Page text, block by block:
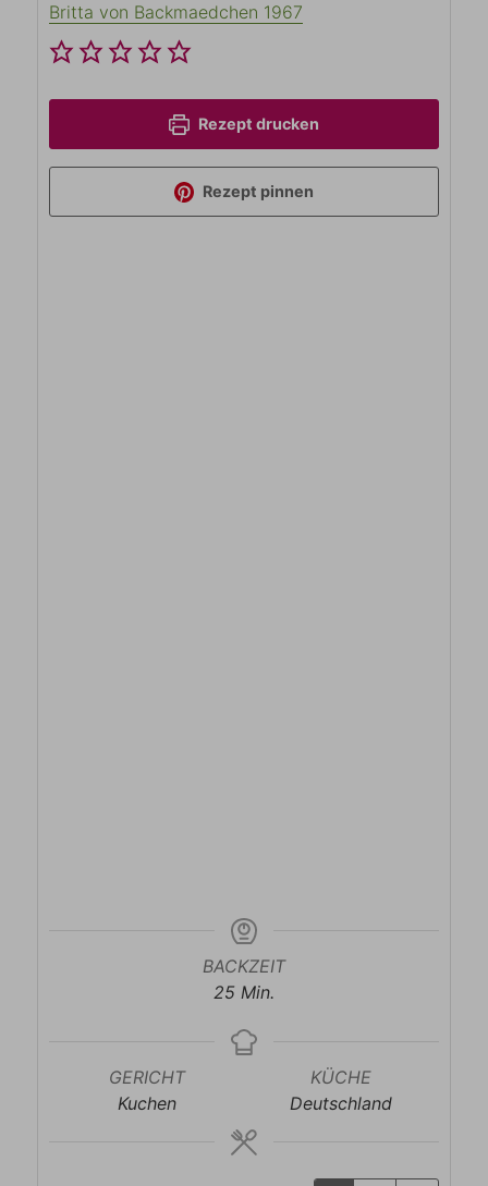
Britta von Backmaedchen 1967
Rezept drucken
Rezept pinnen
BACKZEIT
25Minuten
Min.
GERICHT
Kuchen
KÜCHE
Deutschland